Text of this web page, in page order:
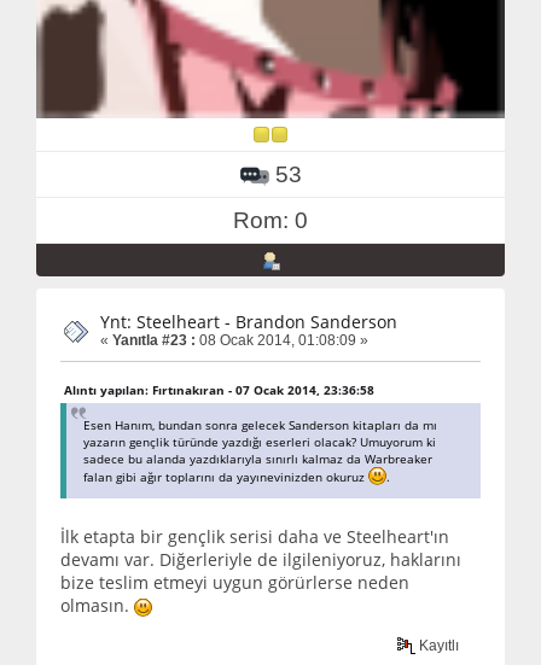
53
Rom: 0
Ynt: Steelheart - Brandon Sanderson
« Yanıtla #23 : 08 Ocak 2014, 01:08:09 »
Alıntı yapılan: Fırtınakıran - 07 Ocak 2014, 23:36:58
Esen Hanım, bundan sonra gelecek Sanderson kitapları da mı
yazarın gençlik türünde yazdığı eserleri olacak? Umuyorum ki
sadece bu alanda yazdıklarıyla sınırlı kalmaz da Warbreaker
falan gibi ağır toplarını da yayınevinizden okuruz
.
İlk etapta bir gençlik serisi daha ve Steelheart'ın
devamı var. Diğerleriyle de ilgileniyoruz, haklarını
bize teslim etmeyi uygun görürlerse neden
olmasın.
Kayıtlı